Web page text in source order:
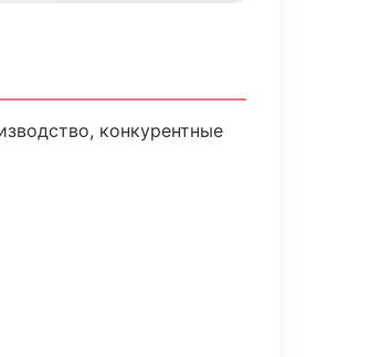
конкурентные